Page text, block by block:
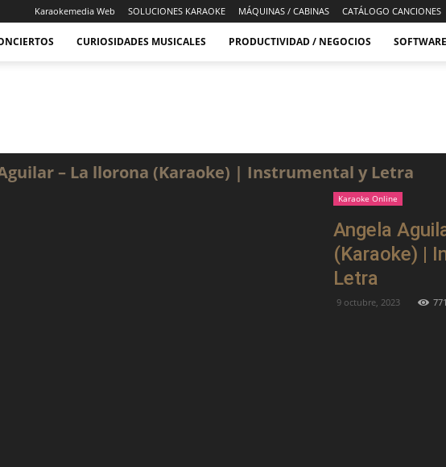
Karaokemedia Web SOLUCIONES KARAOKE MÁQUINAS / CABINAS CATÁLOGO CANCIONES
CURIOSIDADES MUSICALES PRODUCTIVIDAD / NEGOCIOS
– La llorona (Karaoke) | Instrumental y Letra
Karaoke Online
Angela
(Karaoke) |
Letra
9 octubre, 2023